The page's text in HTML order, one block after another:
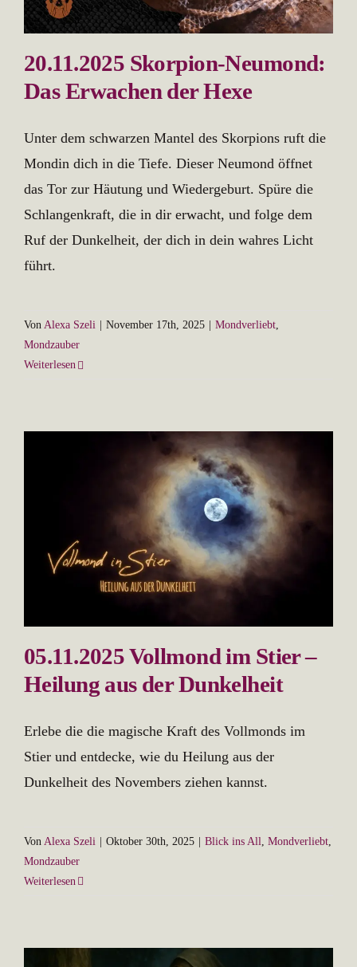
20.11.2025 Skorpion-Neumond:
Das Erwachen der Hexe
Unter dem schwarzen Mantel des Skorpions ruft die
Mondin dich in die Tiefe. Dieser Neumond öffnet
das Tor zur Häutung und Wiedergeburt. Spüre die
Schlangenkraft, die in dir erwacht, und folge dem
Ruf der Dunkelheit, der dich in dein wahres Licht
führt.
Von Alexa Szeli November 17th, 2025 Mondverliebt,
Mondzauber
Weiterlesen
05.11.2025 Vollmond im Stier –
Heilung aus der Dunkelheit
Erlebe die die magische Kraft des Vollmonds im
Stier und entdecke, wie du Heilung aus der
Dunkelheit des Novembers ziehen kannst.
Von Alexa Szeli Oktober 30th, 2025 Blick ins All Mondverliebt
Mondzauber
Weiterlesen